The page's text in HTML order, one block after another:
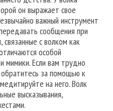
он выражает свое
важный инструмент
сообщения при
с волком как
особой
мимики. Если вам трудно
обратитесь за помощью к
на него. Волк
высказывания,